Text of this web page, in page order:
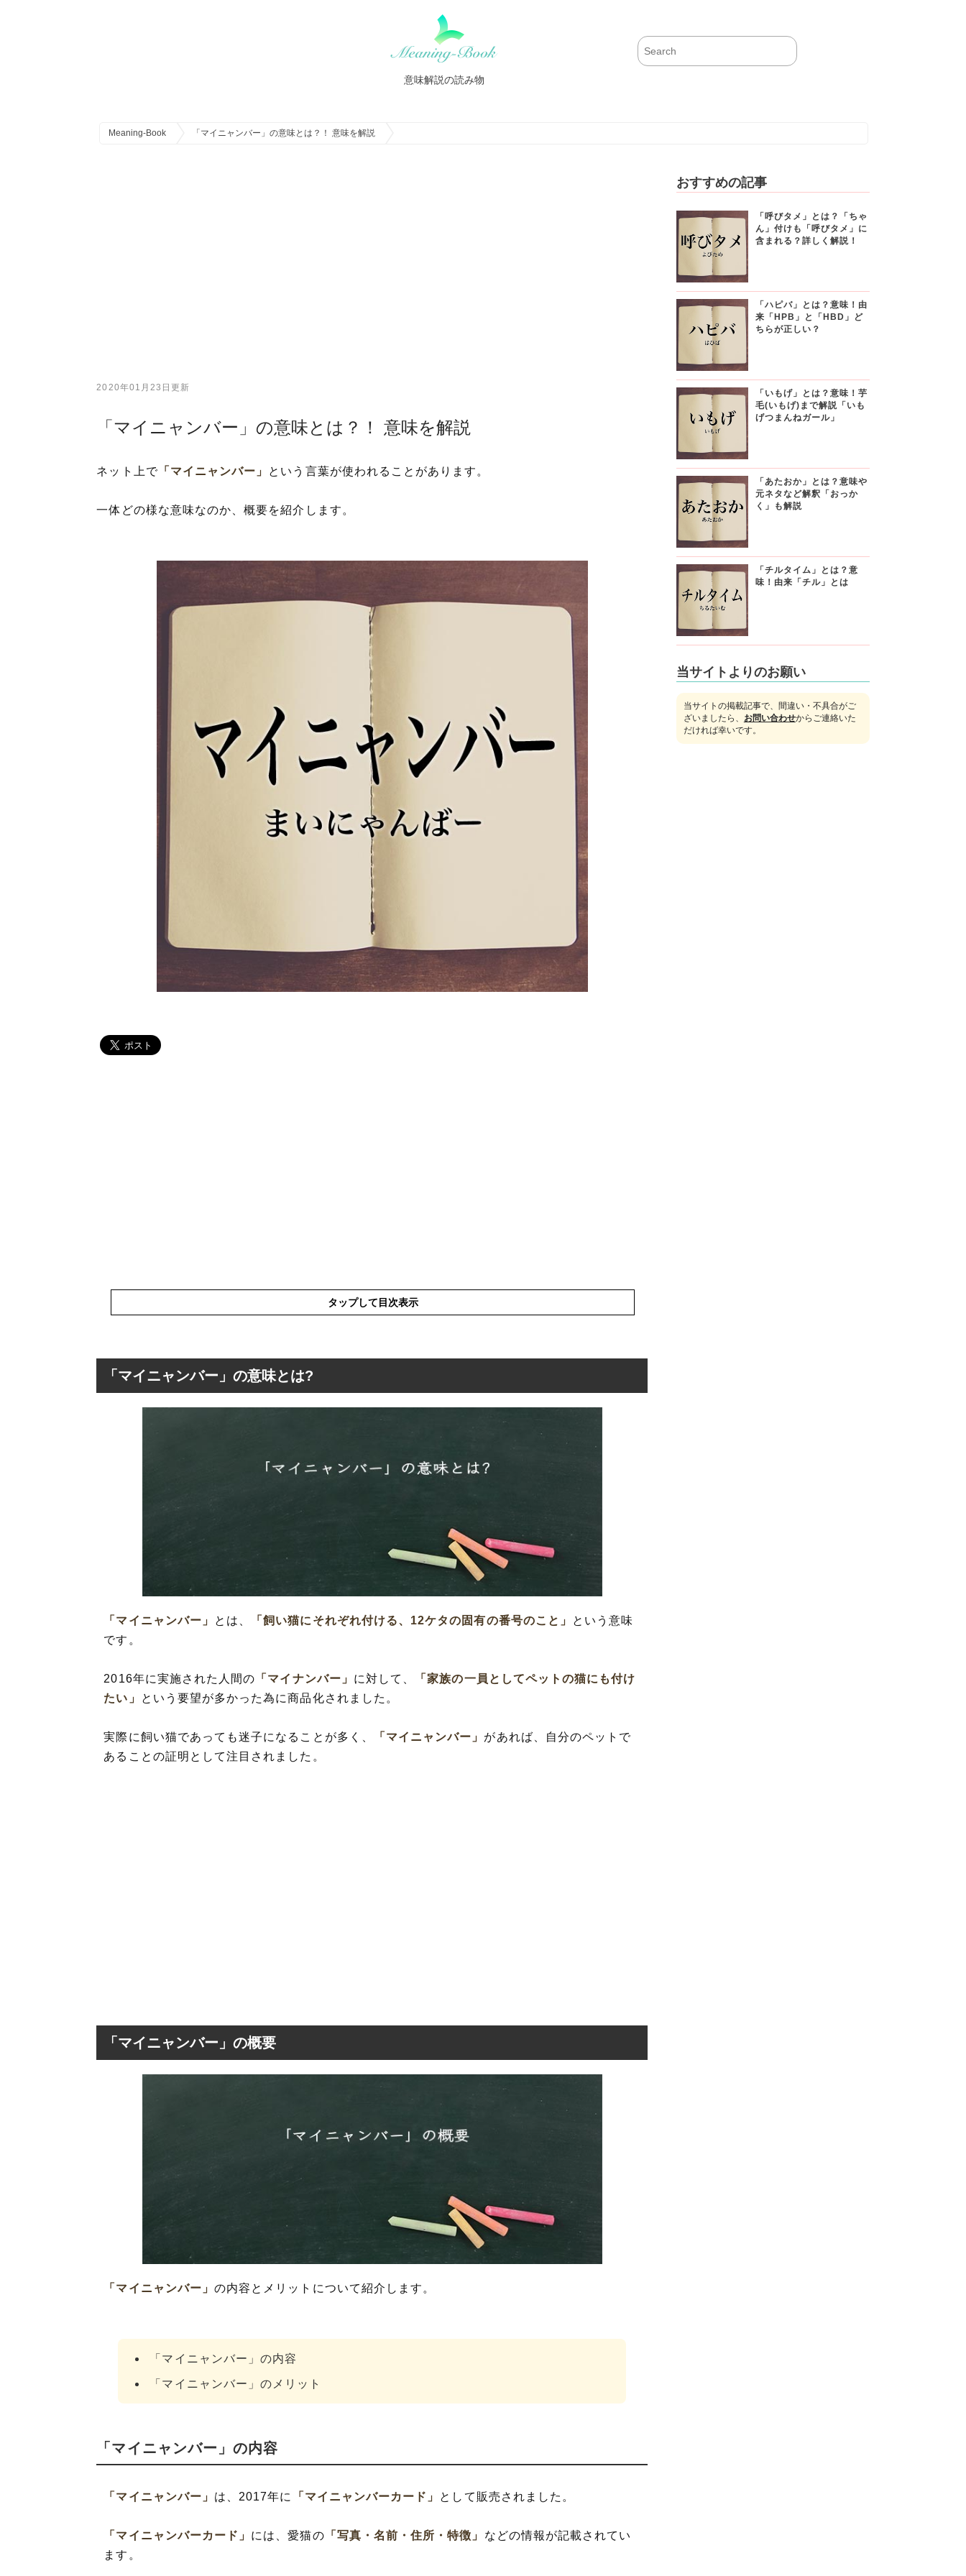
意味解説の読み物
Meaning-Book 「マイニャンバー」の意味とは？！ 意味を解説
2020年01月23日更新
「マイニャンバー」の意味とは？！ 意味を解説
ネット上で「マイニャンバー」 という言葉が使われることがあります。
一体どの様な意味なのか、概要を紹介します。
タップして目次表示
「マイニャンバー」の概要
「マイニャンバー」の意味とは?
「マイニャンバー」 とは、 「飼い猫にそれぞれ付ける、12ケタの固有の番号のこと」
という意味
です。
2016年に実施された人間の 「マイナンバー」 に対して、
「家族の一員としてペットの猫にも付け
たい」
という要望が多かった為に商品化されました。
実際に飼い猫であっても迷子になることが多く、 「マイニャンバー」 があれば、自分のペットで
あることの証明として注目されました。
「マイニャンバー」の概要
「マイニャンバー」の内容とメリットについて紹介します。
「マイニャンバー」の内容
「マイニャンバー」のメリット
「マイニャンバー」の内容
「マイニャンバー」 は、2017年に 「マイニャンバーカード」 として販売されました。
「マイニャンバーカード」 には、愛猫の 「写真・名前・住所・特徴」 などの情報が記載されてい
ます。
おすすめの記事
「呼びタメ」とは？「ちゃ
ん」付けも「呼びタメ」に
含まれる？詳しく解説！
「ハピバ」とは？意味！由
来「HPB」と「HBD」ど
ちらが正しい？
「いもげ」とは？意味！芋
毛(いもげ)まで解説「いも
げつまんねガール」
「あたおか」とは？意味や
元ネタなど解釈「おっか
く」も解説
「チルタイム」とは？意
味！由来「チル」とは
当サイトよりのお願い
当サイトの掲載記事で、間違い・不具合がご
ざいましたら、 お問い合わせからご連絡いた
だければ幸いです。